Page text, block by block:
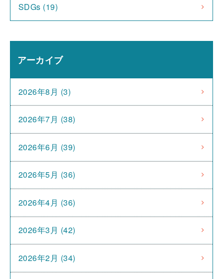
SDGs (19)
アーカイブ
2026年8月 (3)
2026年7月 (38)
2026年6月 (39)
2026年5月 (36)
2026年4月 (36)
2026年3月 (42)
2026年2月 (34)